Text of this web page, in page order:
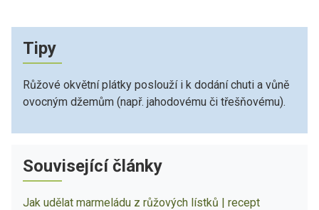
Tipy
Růžové okvětní plátky poslouží i k dodání chuti a vůně
ovocným džemům (např. jahodovému či třešňovému).
Související články
Jak udělat marmeládu z růžových lístků | recept